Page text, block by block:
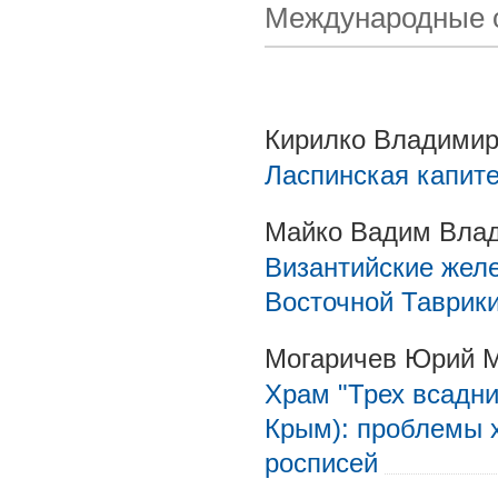
Международные
Кирилко
Ласпинская
Майко Вадим
Византийские
Восточной
Могаричев Юрий
Храм "Трех
Крым): проблемы
росписей